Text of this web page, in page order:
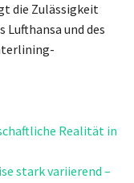
die Zulässigkeit
und des
Realität in
stark variierend –